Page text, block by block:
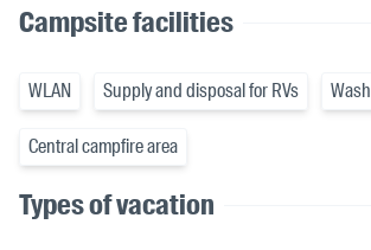
Campsite facilities
WLAN Supply and disposal for RVs
Central campfire area
Types of vacation